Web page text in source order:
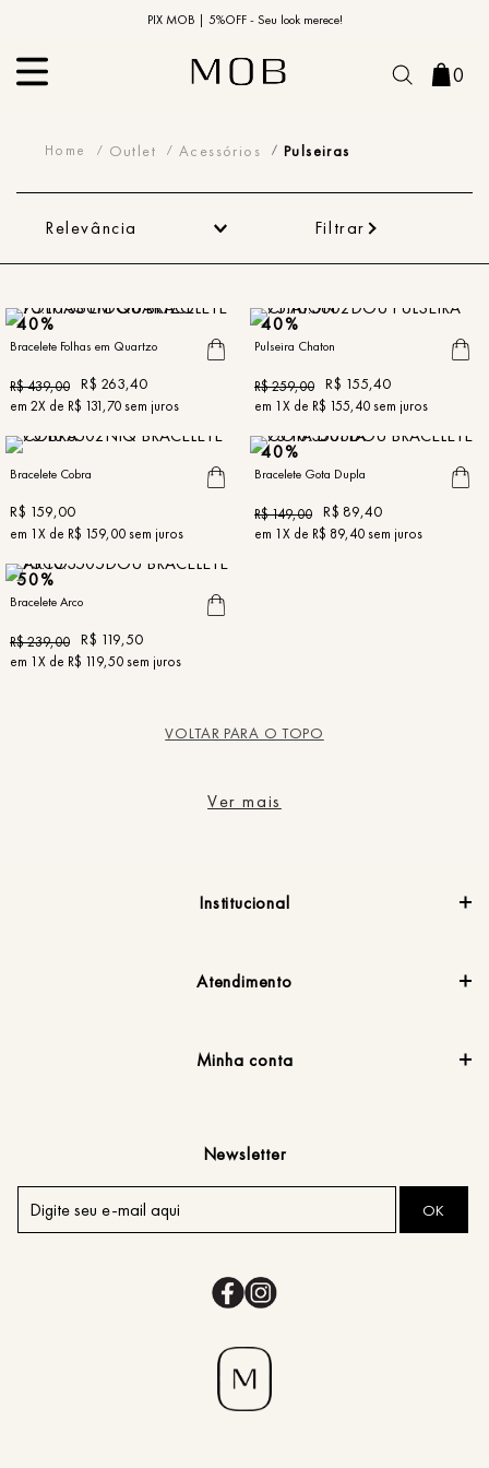
PIX MOB | 5%OFF - Seu look merece!
10% OFF na primeira compra | Cupom: BEMVINDO10*
0
PulseirasOutlet Acessórios Pulseiras
Relevância Filtrar
40%
Bracelete Folhas em Quartzo
R$439,00 R$ 263,40
em 2X de R$ 131,70sem juros
40%
Pulseira Chaton
R$259,00 R$ 155,40
em 1X de R$ 155,40sem juros
Bracelete Cobra
R$ 159,00
em 1X de R$ 159,00sem juros
40%
Bracelete Gota Dupla
R$149,00 R$ 89,40
em 1X de R$ 89,40sem juros
50%
Bracelete Arco
R$239,00 R$ 119,50
em 1X de R$ 119,50sem juros
VOLTAR PARA O TOPO
Ver mais
Institucional
Atendimento
Minha conta
Newsletter
OK